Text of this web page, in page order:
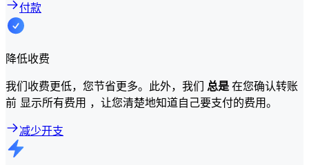
付款
降低收费
我们收费更低，您节省更多。此外，我们 总是在您确认转账
前 显示所有费用 ，让您清楚地知道自己要支付的费用。
减少开支